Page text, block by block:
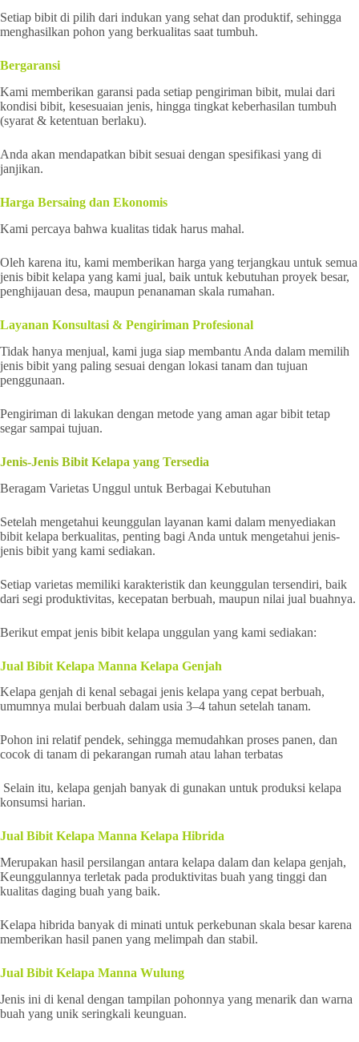
Setiap bibit di pilih dari indukan yang sehat dan produktif, sehingga
menghasilkan pohon yang berkualitas saat tumbuh.
Bergaransi
Kami memberikan garansi pada setiap pengiriman bibit, mulai dari
kondisi bibit, kesesuaian jenis, hingga tingkat keberhasilan tumbuh
(syarat & ketentuan berlaku).
Anda akan mendapatkan bibit sesuai dengan spesifikasi yang di
janjikan.
Harga Bersaing dan Ekonomis
Kami percaya bahwa kualitas tidak harus mahal.
Oleh karena itu, kami memberikan harga yang terjangkau untuk semua
jenis bibit kelapa yang kami jual, baik untuk kebutuhan proyek besar,
penghijauan desa, maupun penanaman skala rumahan.
Layanan Konsultasi & Pengiriman Profesional
Tidak hanya menjual, kami juga siap membantu Anda dalam memilih
jenis bibit yang paling sesuai dengan lokasi tanam dan tujuan
penggunaan.
Pengiriman di lakukan dengan metode yang aman agar bibit tetap
segar sampai tujuan.
Jenis-Jenis Bibit Kelapa yang Tersedia
Beragam Varietas Unggul untuk Berbagai Kebutuhan
Setelah mengetahui keunggulan layanan kami dalam menyediakan
bibit kelapa berkualitas, penting bagi Anda untuk mengetahui jenis-
jenis bibit yang kami sediakan.
Setiap varietas memiliki karakteristik dan keunggulan tersendiri, baik
dari segi produktivitas, kecepatan berbuah, maupun nilai jual buahnya.
Berikut empat jenis bibit kelapa unggulan yang kami sediakan:
Jual Bibit Kelapa Manna Kelapa Genjah
Kelapa genjah di kenal sebagai jenis kelapa yang cepat berbuah,
umumnya mulai berbuah dalam usia 3–4 tahun setelah tanam.
Pohon ini relatif pendek, sehingga memudahkan proses panen, dan
cocok di tanam di pekarangan rumah atau lahan terbatas
Selain itu, kelapa genjah banyak di gunakan untuk produksi kelapa
konsumsi harian.
Jual Bibit Kelapa Manna Kelapa Hibrida
Merupakan hasil persilangan antara kelapa dalam dan kelapa genjah,
Keunggulannya terletak pada produktivitas buah yang tinggi dan
kualitas daging buah yang baik.
Kelapa hibrida banyak di minati untuk perkebunan skala besar karena
memberikan hasil panen yang melimpah dan stabil.
Jual Bibit Kelapa Manna Wulung
Jenis ini di kenal dengan tampilan pohonnya yang menarik dan warna
buah yang unik seringkali keunguan.